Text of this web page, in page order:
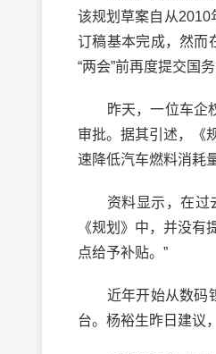
该规划草案自从2010
订稿基本完成，然而
“两会”前再度提交国
昨天，一位车企权
审批。据其引述，《
速降低汽车燃料消耗
资料显示，在过去
《规划》中，并没
点给予补贴。”
近年开始从数码锂
台。杨裕生昨日建议